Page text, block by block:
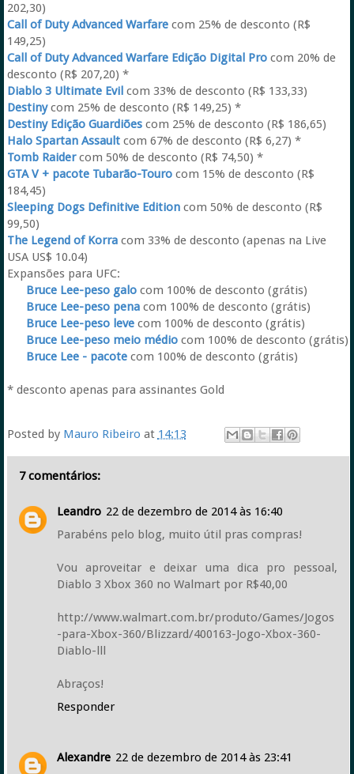
202,30)
Call of Duty Advanced Warfarecom 25% de desconto (R$
149,25)
Call of Duty Advanced Warfare Edição Digital Procom 20% de
desconto (R$ 207,20) *
Diablo 3 Ultimate Evilcom 33% de desconto (R$ 133,33)
Destinycom 25% de desconto (R$ 149,25) *
Destiny Edição Guardiõescom 25% de desconto (R$ 186,65)
Halo Spartan Assaultcom 67% de desconto (R$ 6,27) *
Tomb Raidercom 50% de desconto (R$ 74,50) *
GTA V + pacote Tubarão-Tourocom 15% de desconto (R$
184,45)
Sleeping Dogs Definitive Editioncom 50% de desconto (R$
99,50)
The Legend of Korracom 33% de desconto (apenas na Live
USA US$ 10.04)
Expansões para UFC:
Bruce Lee-peso galocom 100% de desconto (grátis)
Bruce Lee-peso penacom 100% de desconto (grátis)
Bruce Lee-peso levecom 100% de desconto (grátis)
Bruce Lee-peso meio médiocom 100% de desconto (grátis)
Bruce Lee - pacotecom 100% de desconto (grátis)
* desconto apenas para assinantes Gold
Posted by Mauro Ribeiro at 14:13
7 comentários:
Leandro 22 de dezembro de 2014 às 16:40
Parabéns pelo blog, muito útil pras compras!
Vou aproveitar e deixar uma dica pro pessoal,
Diablo 3 Xbox 360 no Walmart por R$40,00
http://www.walmart.com.br/produto/Games/Jogos
-para-Xbox-360/Blizzard/400163-Jogo-Xbox-360-
Diablo-lll
Abraços!
Responder
Alexandre 22 de dezembro de 2014 às 23:41